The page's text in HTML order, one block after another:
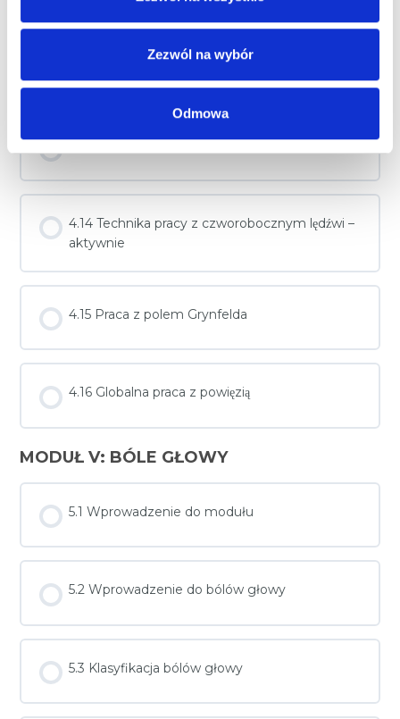
Zezwól na wybór
Odmowa
4.13 Technika pracy z czworobocznym lędźwi
4.14 Technika pracy z czworobocznym lędźwi –
aktywnie
4.15 Praca z polem Grynfelda
4.16 Globalna praca z powięzią
MODUŁ V: BÓLE GŁOWY
5.1 Wprowadzenie do modułu
5.2 Wprowadzenie do bólów głowy
5.3 Klasyfikacja bólów głowy